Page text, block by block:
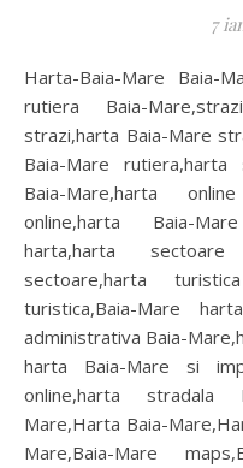
7
Harta-Baia-Mare Baia-Mare harta,harta Baia-Mare,harta
rutiera Baia-
strazi,harta Baia-Mare
Baia-Mare rutiera,harta
Baia-Mare,harta
online,harta Baia-
harta,harta sectoare
sectoare,harta
turistica,Baia-Mare
administrativa Baia-
harta Baia-Mare si
online,harta stradala
Mare,Harta Baia-
Mare,Baia-Mare